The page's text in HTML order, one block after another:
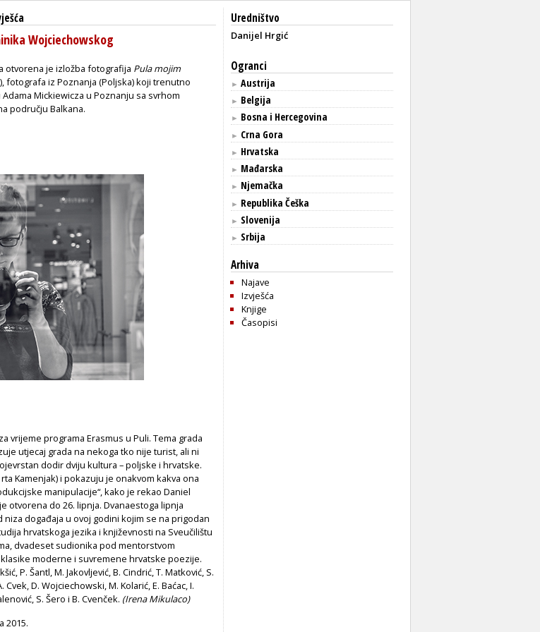
Wojciechowskog
otvorena je izložba fotografija Pula mojim
fotografa iz Poznanja (Poljska) koji trenutno
Mickiewicza u Poznanju sa svrhom
području Balkana.
vrijeme programa Erasmus u Puli. Tema grada
utjecaj grada na nekoga tko nije turist, ali ni
dodir dviju kultura – poljske i hrvatske.
Kamenjak) i pokazuju je onakvom kakva ona
manipulacije“, kako je rekao Daniel
otvorena do 26. lipnja. Dvanaestoga lipnja
događaja u ovoj godini kojim se na prigodan
hrvatskoga jezika i književnosti na Sveučilištu
dvadeset sudionika pod mentorstvom
moderne i suvremene hrvatske poezije.
P. Šantl, M. Jakovljević, B. Cindrić, T. Matković, S.
Cvek, D. Wojciechowski, M. Kolarić, E. Baćac, I.
S. Šero i B. Cvenček. (Irena Mikulaco)
2015.
Uredništvo
Danijel Hrgić
Ogranci
► Austrija
► Belgija
► Bosna i Hercegovina
► Crna Gora
► Hrvatska
► Mađarska
► Njemačka
► Republika Češka
► Slovenija
► Srbija
Arhiva
Najave
Izvješća
Knjige
Časopisi